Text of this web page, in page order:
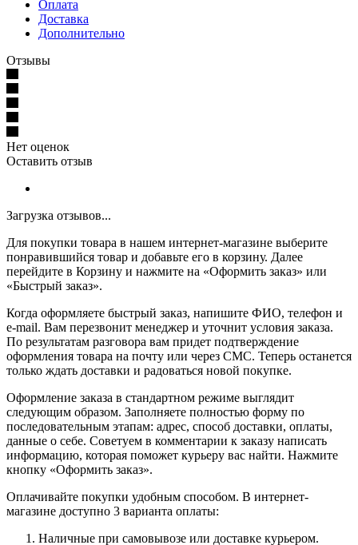
Оплата
Доставка
Дополнительно
Отзывы
Нет оценок
Оставить отзыв
Загрузка отзывов...
Для покупки товара в нашем интернет-магазине выберите
понравившийся товар и добавьте его в корзину. Далее
перейдите в Корзину и нажмите на «Оформить заказ» или
«Быстрый заказ».
Когда оформляете быстрый заказ, напишите ФИО, телефон и
e-mail. Вам перезвонит менеджер и уточнит условия заказа.
По результатам разговора вам придет подтверждение
оформления товара на почту или через СМС. Теперь останется
только ждать доставки и радоваться новой покупке.
Оформление заказа в стандартном режиме выглядит
следующим образом. Заполняете полностью форму по
последовательным этапам: адрес, способ доставки, оплаты,
данные о себе. Советуем в комментарии к заказу написать
информацию, которая поможет курьеру вас найти. Нажмите
кнопку «Оформить заказ».
Оплачивайте покупки удобным способом. В интернет-
магазине доступно 3 варианта оплаты:
Наличные при самовывозе или доставке курьером.